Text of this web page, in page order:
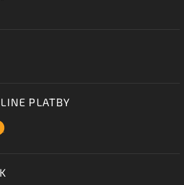
PLATBY